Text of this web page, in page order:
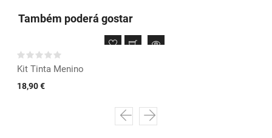
Também poderá gostar
Kit Tinta Menino
18,90 €